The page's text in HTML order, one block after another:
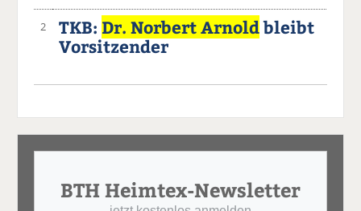
2 TKB: Dr. Norbert Arnoldbleibt
Vorsitzender
BTH Heimtex-Newsletter